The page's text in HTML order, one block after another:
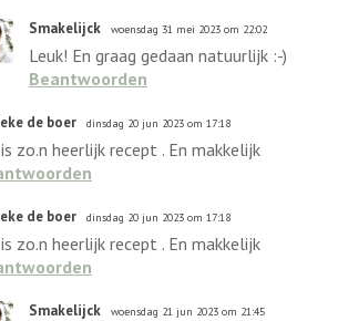
Smakelijck woensdag 31 mei 2023 om 22:02
Leuk! En graag gedaan natuurlijk :-)
Beantwoorden
de boer dinsdag 20 jun 2023 om 17:18
zo.n heerlijk recept . En makkelijk
de boer dinsdag 20 jun 2023 om 17:18
zo.n heerlijk recept . En makkelijk
Smakelijck woensdag 21 jun 2023 om 21:45